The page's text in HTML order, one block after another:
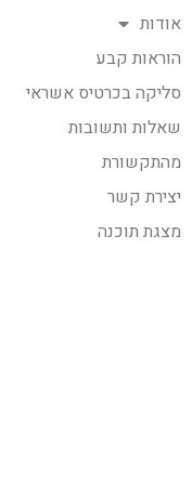
אודות
הוראות קבע
סליקה בכרטיס אשראי
שאלות ותשובות
מהתקשורת
יצירת קשר
מצגת תוכנה